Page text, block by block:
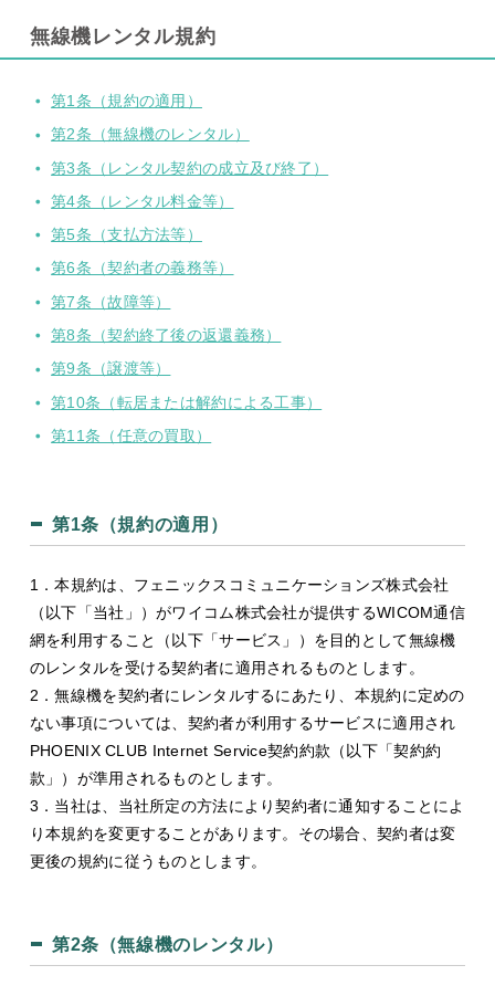
無線機レンタル規約
第1条（規約の適用）
第2条（無線機のレンタル）
第3条（レンタル契約の成立及び終了）
第4条（レンタル料金等）
第5条（支払方法等）
第6条（契約者の義務等）
第7条（故障等）
第8条（契約終了後の返還義務）
第9条（譲渡等）
第10条（転居または解約による工事）
第11条（任意の買取）
第1条（規約の適用）
1．本規約は、フェニックスコミュニケーションズ株式会社
（以下「当社」）がワイコム株式会社が提供するWICOM通信
網を利用すること（以下「サービス」）を目的として無線機
のレンタルを受ける契約者に適用されるものとします。
2．無線機を契約者にレンタルするにあたり、本規約に定めの
ない事項については、契約者が利用するサービスに適用され
PHOENIX CLUB Internet Service契約約款（以下「契約約
款」）が準用されるものとします。
3．当社は、当社所定の方法により契約者に通知することによ
り本規約を変更することがあります。その場合、契約者は変
更後の規約に従うものとします。
第2条（無線機のレンタル）